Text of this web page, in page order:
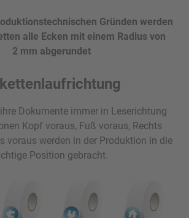
Gründen werden
alle Ecken mit einem Radius von
2 mm abgerundet
Dokumente immer in Leserichtung
Kopf voraus, Fuß voraus, Rechts
voraus werden in der Produktion in die
Position gebracht.